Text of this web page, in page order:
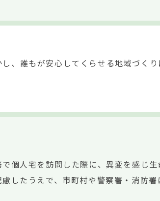
誰もが安心してくらせる地域づくり
個人宅を訪問した際に、異変を感じ生
したうえで、市町村や警察署・消防署